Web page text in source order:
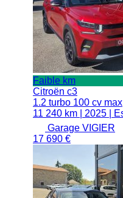
Faible km
Citroën c3
1.2 turbo 100 cv max
11 240 km
2025
Garage VIGIER
17 690 €